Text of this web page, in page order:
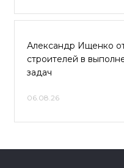
Александр Ищенко
строителей в
задач
06.08.26